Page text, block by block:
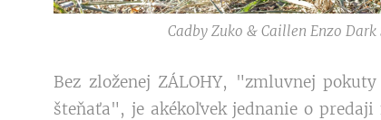
Cadby Zuko & Caillen Enzo Dark
Bez zloženej ZÁLOHY, "zmluvnej
šteňaťa", je akékoľvek jednanie o predaji